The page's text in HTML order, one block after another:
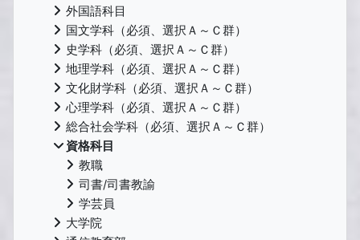
外国語科目
国文学科（必須、選択Ａ～Ｃ群）
史学科（必須、選択Ａ～Ｃ群）
地理学科（必須、選択Ａ～Ｃ群）
文化財学科（必須、選択Ａ～Ｃ群）
心理学科（必須、選択Ａ～Ｃ群）
総合社会学科（必須、選択Ａ～Ｃ群）
資格科目
教職
司書/司書教諭
学芸員
大学院